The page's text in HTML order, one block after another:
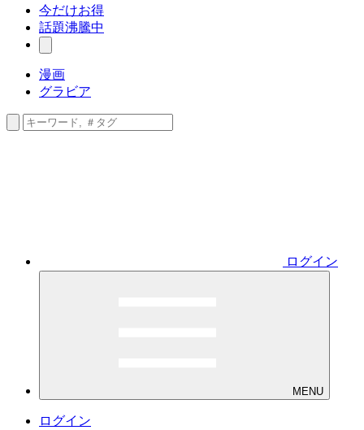
今だけお得
話題沸騰中
漫画
グラビア
ログイン
MENU
ログイン